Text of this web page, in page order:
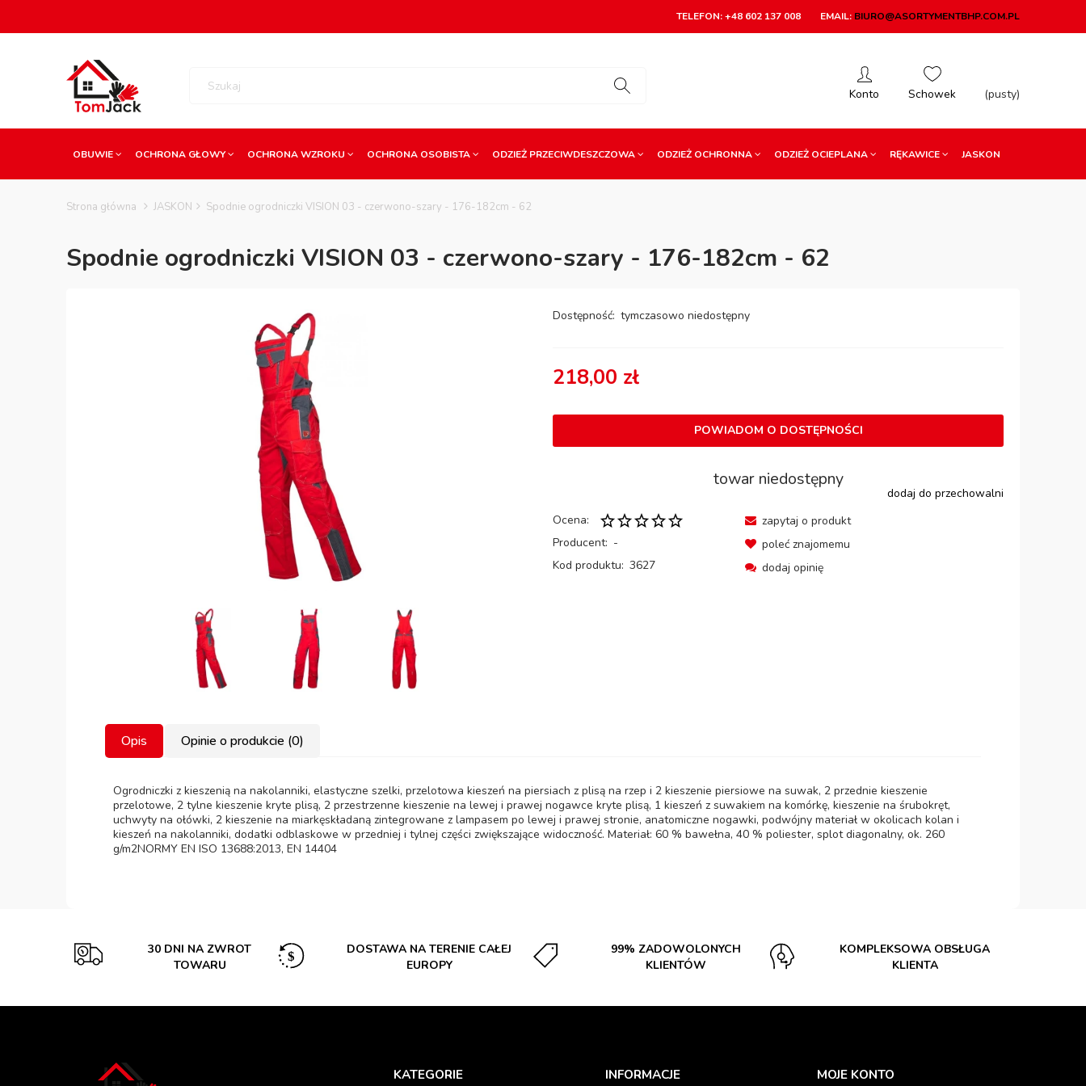
TELEFON: +48 602 137 008 EMAIL: BIURO@ASORTYMENTBHP.COM.PL
(pusty)
OBUWIE OCHRONA GŁOWY OCHRONA WZROKU OCHRONA OSOBISTA ODZIEŻ PRZECIWDESZCZOWA ODZIEŻ OCHRONNA ODZIEŻ OCIEPLANA RĘKAWICE JASKON
Strona główna JASKON Spodnie ogrodniczki VISION 03 - czerwono-szary - 176-182cm - 62
Spodnie ogrodniczki VISION 03 - czerwono-szary - 176-182cm - 62
Dostępność: tymczasowo niedostępny
218,00 zł
POWIADOM O DOSTĘPNOŚCI
towar niedostępny
dodaj do przechowalni
Ocena:
Producent: -
Kod produktu: 3627
zapytaj o produkt
poleć znajomemu
dodaj opinię
Opis Opinie o produkcie (0)
Ogrodniczki z kieszenią na nakolanniki, elastyczne szelki, przelotowa kieszeń na piersiach z plisą na rzep i 2 kieszenie piersiowe na suwak, 2 przednie kieszenie
przelotowe, 2 tylne kieszenie kryte plisą, 2 przestrzenne kieszenie na lewej i prawej nogawce kryte plisą, 1 kieszeń z suwakiem na komórkę, kieszenie na śrubokręt,
uchwyty na ołówki, 2 kieszenie na miarkęskładaną zintegrowane z lampasem po lewej i prawej stronie, anatomiczne nogawki, podwójny materiał w okolicach kolan i
kieszeń na nakolanniki, dodatki odblaskowe w przedniej i tylnej części zwiększające widoczność. Materiał: 60 % bawełna, 40 % poliester, splot diagonalny, ok. 260
g/m2NORMY EN ISO 13688:2013, EN 14404
30 DNI NA ZWROT
TOWARU
DOSTAWA NA TERENIE CAŁEJ
EUROPY
99% ZADOWOLONYCH
KLIENTÓW
KOMPLEKSOWA OBSŁUGA
KLIENTA
KATEGORIE INFORMACJE MOJE KONTO